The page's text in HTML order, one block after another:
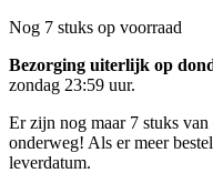
Nog 7 stuks op voorraad
Bezorging uiterlijk op
zondag 23:59 uur.
Er zijn nog maar 7 stuks
onderweg! Als er meer
leverdatum.